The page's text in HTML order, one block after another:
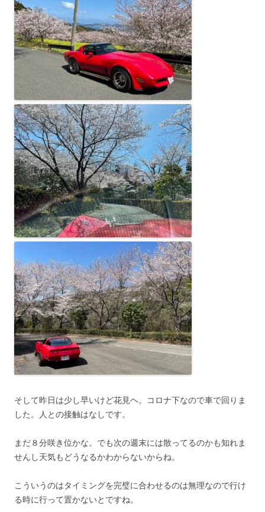
そして昨日は少し早いけど花見ヘ。コロナ下なので車で回りま
した。人との接触はなしです。
まだ８分咲き位かな。でも次の週末には散ってるのかも知れま
せんし天気もどうなるかわからないからね。
こういうのはタイミングを完璧に合わせるのは無理なので行け
る時に行って置かないとですね。